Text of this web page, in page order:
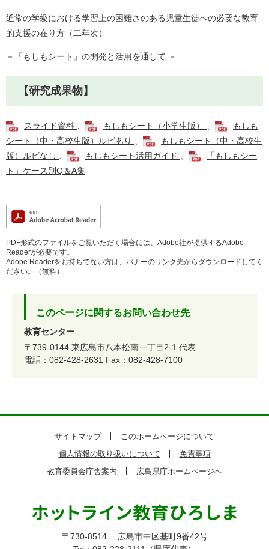
通常の学級における学習上の困難さのある児童生徒への必要な教育
的支援の在り方（二年次）
－「もしもシート」の開発と活用を通して －
【研究成果物】
スライド資料 、 もしもシート（小学生版） 、
もしも
シート（中・高校生版）ルビあり 、
もしもシート（中・高校生
版）ルビなし 、 もしもシート活用ガイド 、
「もしもシー
ト」ケース別Q＆A集
PDF形式のファイルをご覧いただく場合には、Adobe社が提供するAdobe
Readerが必要です。
Adobe Readerをお持ちでない方は、バナーのリンク先からダウンロードしてく
ださい。（無料）
このページに関するお問い合わせ先
教育センター
〒739-0144 東広島市八本松南一丁目2-1 代表
電話：082-428-2631 Fax：082-428-7100
サイトマップ
このホームページについて
個人情報の取り扱いについて
免責事項
教育委員会庁舎案内
広島県庁ホームページへ
〒730-8514
広島市中区基町9番42号